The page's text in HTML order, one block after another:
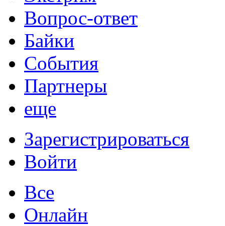
Вопрос-ответ
Байки
События
Партнеры
еще
Зарегистрироваться
Войти
Все
Онлайн